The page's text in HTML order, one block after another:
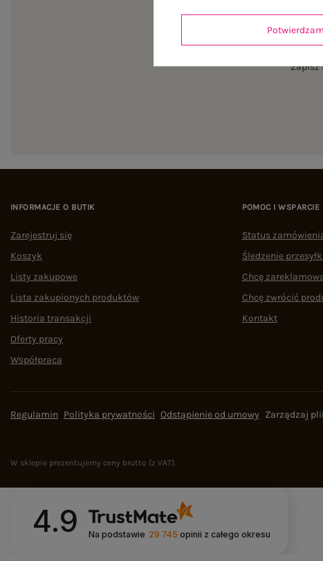
Zapisz
INFORMACJE O BUTIK
Zarejestruj się
Koszyk
Listy zakupowe
Lista zakupionych produktów
Historia transakcji
Oferty pracy
Współpraca
POMOC I WSPARCIE
Status
Śledzenie
Chcę
Chcę zwrócić
Kontakt
Regulamin Polityka prywatności Odstąpienie od umowy Zarządzaj
W sklepie prezentujemy ceny brutto (z VAT).
4.9 Na podstawie 29 745 opinii z całego okresu